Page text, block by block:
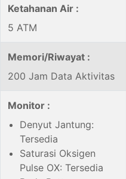
Ketahanan Air :
5 ATM
Memori/Riwayat :
200 Jam Data Aktivitas
Monitor :
Denyut Jantung:
Tersedia
Saturasi Oksigen
Pulse OX: Tersedia